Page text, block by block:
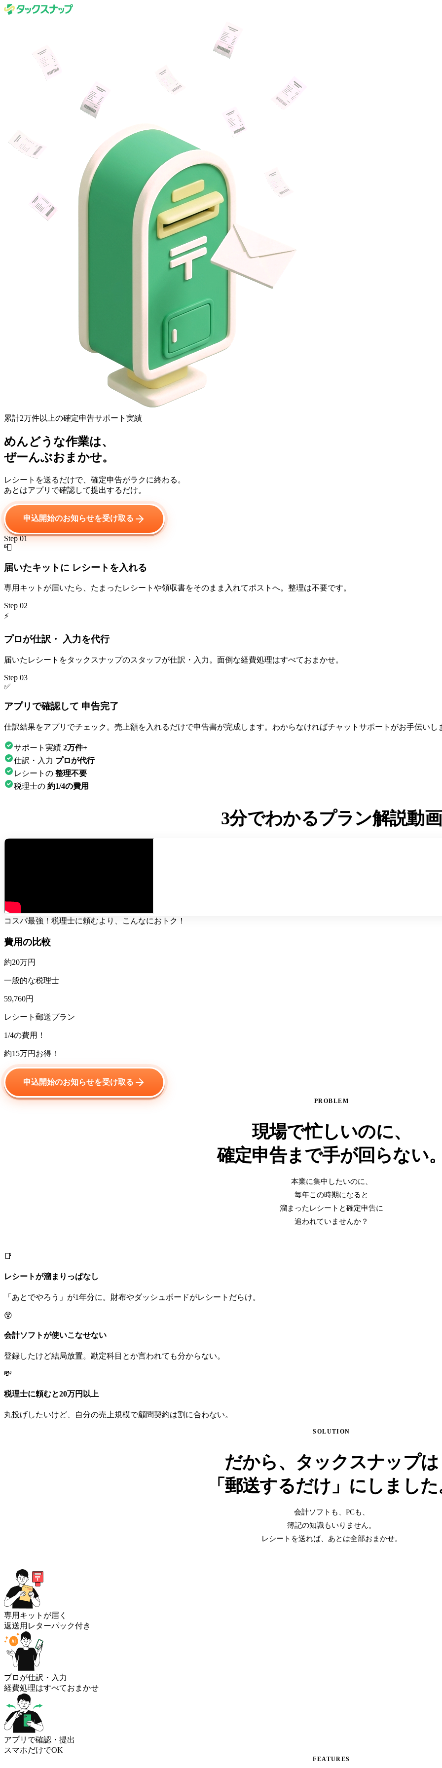
累計2万件以上の確定申告サポート実績
めんどうな作業は、
ぜーんぶおまかせ。
レシートを送るだけで、 確定申告がラクに終わる。
あとはアプリで確認して提出するだけ。
申込開始のお知らせを受け取る
Step 01
📮
届いたキットに レシートを入れる
専用キットが届いたら、たまったレシートや領収書をそのまま入れてポストへ。整理は不要です。
Step 02
⚡
プロが仕訳・ 入力を代行
届いたレシートをタックスナップのスタッフが仕訳・入力。面倒な経費処理はすべておまかせ。
Step 03
✅
アプリで確認して 申告完了
仕訳結果をアプリでチェック。売上額を入れるだけで申告書が完成します。わからなければチャットサポートがお手伝いし
サポート実績 2万件+
仕訳・入力 プロが代行
レシートの 整理不要
税理士の 約1/4の費用
3分でわかるプラン解説動画
コスパ最強！税理士に頼むより、こんなにおトク！
費用の比較
約20万円
一般的な税理士
59,760円
レシート郵送プラン
1/4の費用！
約15万円お得！
申込開始のお知らせを受け取る
PROBLEM
現場で忙しいのに、
確定申告まで手が回らない
本業に集中したいのに、
毎年この時期になると
溜まったレシートと確定申告に
追われていませんか？
📑
レシートが溜まりっぱなし
「あとでやろう」が1年分に。財布やダッシュボードがレシートだらけ。
😵
会計ソフトが使いこなせない
登録したけど結局放置。勘定科目とか言われても分からない。
💸
税理士に頼むと20万円以上
丸投げしたいけど、自分の売上規模で顧問契約は割に合わない。
SOLUTION
だから、タックスナップは
「郵送するだけ」 にしました
会計ソフトも、PCも、
簿記の知識もいりません。
レシートを送れば、あとは全部おまかせ。
専用キットが届く
返送用レターパック付き
プロが仕訳・入力
経費処理はすべておまかせ
アプリで確認・提出
スマホだけでOK
FEATURES